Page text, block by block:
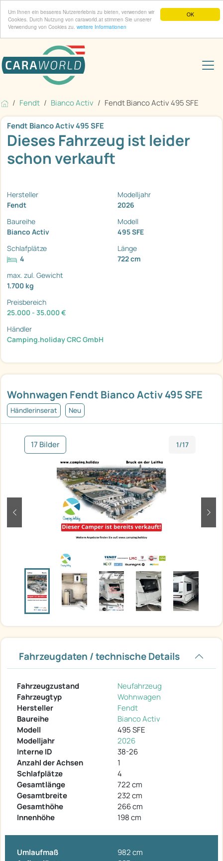
OK
Um Ihnen ein besseres Nutzererlebnis zu bieten, verwenden wir
Cookies. Durch Nutzung von caraworld.at stimmen Sie unserer
Verwendung von Cookies zu. weitere Informationen
Fendt Bianco Activ Fendt Bianco Activ 495 SFE
Wohnwagen Fendt Bianco Activ 495 SFE
Händlerinserat Neu
17 Bilder 1/17
zurück
Fahrzeugdaten / technische Details
Fahrzeugzustand
Neufahrzeug
Fahrzeugtyp
Wohnwagen
Hersteller
Fendt
Baureihe
Bianco Activ
Modell
495 SFE
Modelljahr
2026
Interne ID
38-26
Anzahl der Achsen
1
Schlafplätze
4
Gesamtlänge
722 cm
Gesamtbreite
232 cm
Gesamthöhe
266 cm
Innenhöhe
198 cm
Umlaufmaß
982 cm
Fendt Bianco Activ 495 SFE
Dieses Fahrzeug ist leider
schon verkauft
Hersteller
Fendt
Modelljahr
2026
Baureihe
Bianco Activ
Modell
495 SFE
Schlafplätze
4
Länge
722 cm
max. zul. Gewicht
1.700 kg
Preisbereich
25.000 - 35.000 €
Händler
Camping.holiday CRC GmbH